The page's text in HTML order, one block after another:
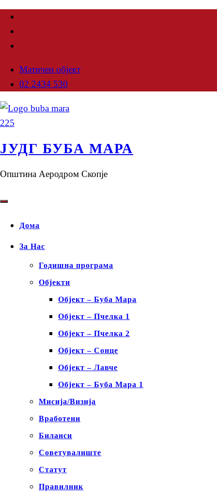
Матичен објект
02 2434 530
ЈУДГ БУБА МАРА
Општина Аеродром Скопје
Дома
За Нас
Годишна програма
Објекти
Објект – Буба Мара
Објект – Пчелка 1
Објект – Пчелка 2
Објект – Сонце
Објект – Лавче
Објект – Буба Мара 1
Мисија/Визија
Вработени
Биланси
Советувалиште
Статут
Правилник